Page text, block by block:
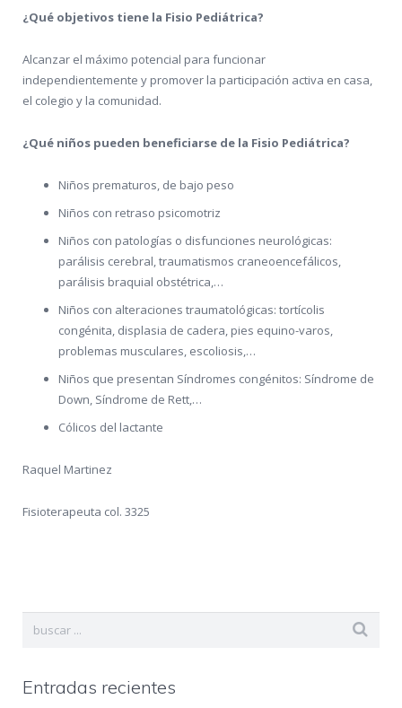
¿Qué objetivos tiene la Fisio Pediátrica?
Alcanzar el máximo potencial para funcionar
independientemente y promover la participación activa en casa,
el colegio y la comunidad.
¿Qué niños pueden beneficiarse de la Fisio Pediátrica?
Niños prematuros, de bajo peso
Niños con retraso psicomotriz
Niños con patologías o disfunciones neurológicas:
parálisis cerebral, traumatismos craneoencefálicos,
parálisis braquial obstétrica,…
Niños con alteraciones traumatológicas: tortícolis
congénita, displasia de cadera, pies equino-varos,
problemas musculares, escoliosis,…
Niños que presentan Síndromes congénitos: Síndrome de
Down, Síndrome de Rett,…
Cólicos del lactante
Raquel Martinez
Fisioterapeuta col. 3325
Entradas recientes